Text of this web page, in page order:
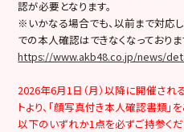
認が必要となります。
※いかなる場合でも、以前まで対応
での本人確認はできなくなっておりま
https://www.akb48.co.jp/news/
2026年6月1日（月）以降に開催され
トより、「顔写真付き本人確認書類」
以下のいずれか1点を必ずご持参くだ